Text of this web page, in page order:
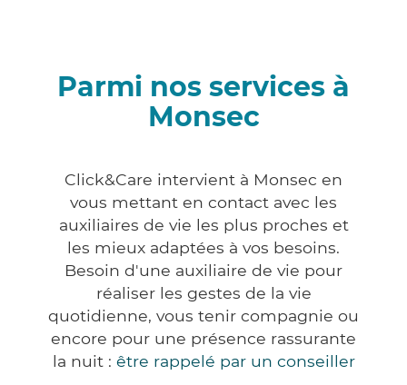
Parmi nos services à
Monsec
Click&Care intervient à Monsec en
vous mettant en contact avec les
auxiliaires de vie les plus proches et
les mieux adaptées à vos besoins.
Besoin d'une auxiliaire de vie pour
réaliser les gestes de la vie
quotidienne, vous tenir compagnie ou
encore pour une présence rassurante
la nuit : être rappelé par un conseiller